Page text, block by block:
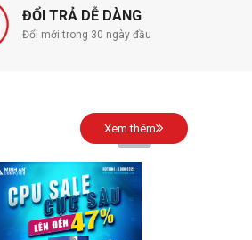
ĐỔI TRẢ DỄ DÀNG
Đổi mới trong 30 ngày đầu
Xem thêm